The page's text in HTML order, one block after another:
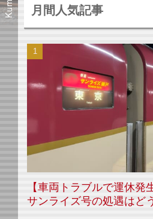
月間人気記事
【車両トラブルで運休発
サンライズ号の処遇はど